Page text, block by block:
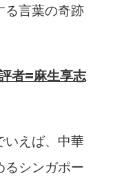
る言葉の奇跡
者=麻生享志
いえば、中華
るシンガポー